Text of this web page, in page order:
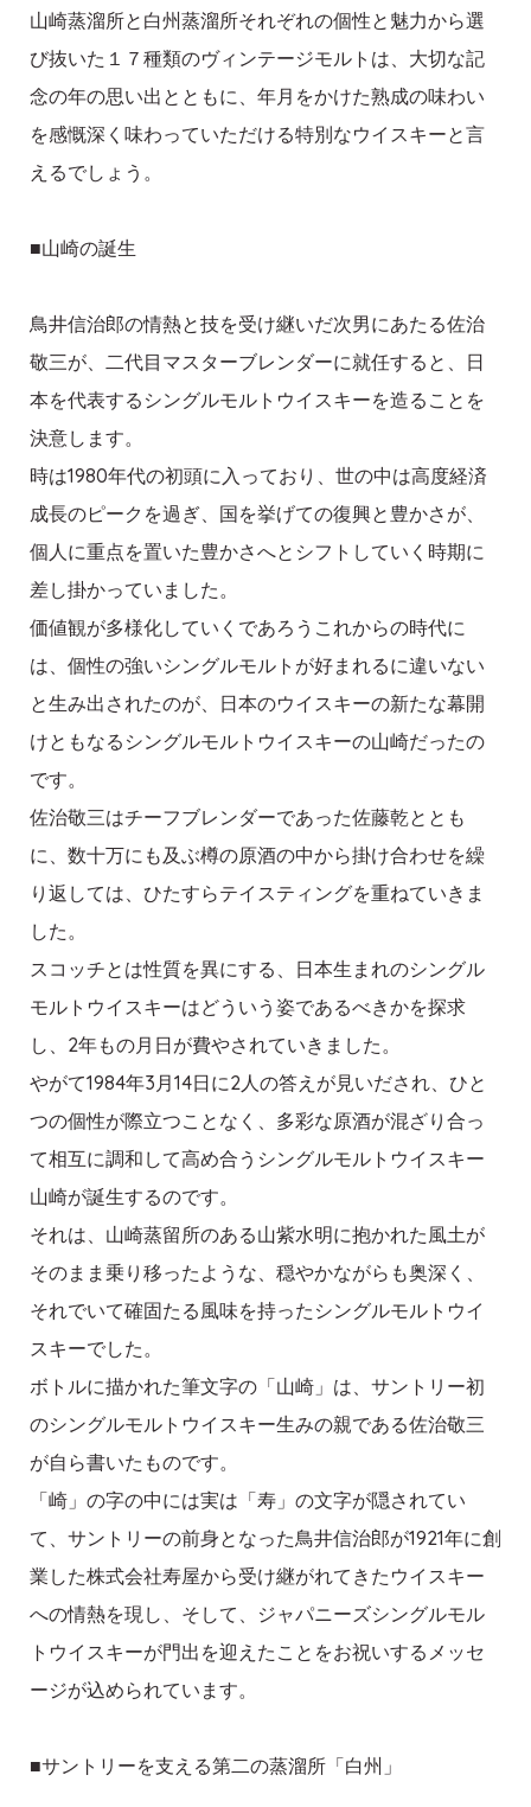
山崎蒸溜所と白州蒸溜所それぞれの個性と魅力から選
び抜いた１７種類のヴィンテージモルトは、大切な記
念の年の思い出とともに、年月をかけた熟成の味わい
を感慨深く味わっていただける特別なウイスキーと言
えるでしょう。
■山崎の誕生
鳥井信治郎の情熱と技を受け継いだ次男にあたる佐治
敬三が、二代目マスターブレンダーに就任すると、日
本を代表するシングルモルトウイスキーを造ることを
決意します。
時は1980年代の初頭に入っており、世の中は高度経済
成長のピークを過ぎ、国を挙げての復興と豊かさが、
個人に重点を置いた豊かさへとシフトしていく時期に
差し掛かっていました。
価値観が多様化していくであろうこれからの時代に
は、個性の強いシングルモルトが好まれるに違いない
と生み出されたのが、日本のウイスキーの新たな幕開
けともなるシングルモルトウイスキーの山崎だったの
です。
佐治敬三はチーフブレンダーであった佐藤乾ととも
に、数十万にも及ぶ樽の原酒の中から掛け合わせを繰
り返しては、ひたすらテイスティングを重ねていきま
した。
スコッチとは性質を異にする、日本生まれのシングル
モルトウイスキーはどういう姿であるべきかを探求
し、2年もの月日が費やされていきました。
やがて1984年3月14日に2人の答えが見いだされ、ひと
つの個性が際立つことなく、多彩な原酒が混ざり合っ
て相互に調和して高め合うシングルモルトウイスキー
山崎が誕生するのです。
それは、山崎蒸留所のある山紫水明に抱かれた風土が
そのまま乗り移ったような、穏やかながらも奥深く、
それでいて確固たる風味を持ったシングルモルトウイ
スキーでした。
ボトルに描かれた筆文字の「山崎」は、サントリー初
のシングルモルトウイスキー生みの親である佐治敬三
が自ら書いたものです。
「崎」の字の中には実は「寿」の文字が隠されてい
て、サントリーの前身となった鳥井信治郎が1921年に創
業した株式会社寿屋から受け継がれてきたウイスキー
への情熱を現し、そして、ジャパニーズシングルモル
トウイスキーが門出を迎えたことをお祝いするメッセ
ージが込められています。
■サントリーを支える第二の蒸溜所「白州」